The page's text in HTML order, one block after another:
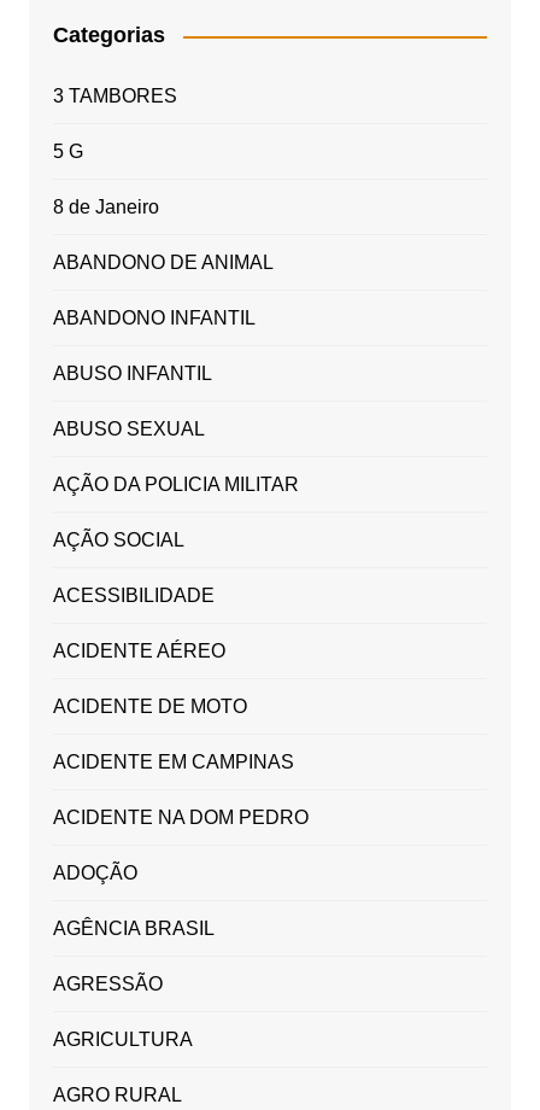
Categorias
3 TAMBORES
5 G
8 de Janeiro
ABANDONO DE ANIMAL
ABANDONO INFANTIL
ABUSO INFANTIL
ABUSO SEXUAL
AÇÃO DA POLICIA MILITAR
AÇÃO SOCIAL
ACESSIBILIDADE
ACIDENTE AÉREO
ACIDENTE DE MOTO
ACIDENTE EM CAMPINAS
ACIDENTE NA DOM PEDRO
ADOÇÃO
AGÊNCIA BRASIL
AGRESSÃO
AGRICULTURA
AGRO RURAL